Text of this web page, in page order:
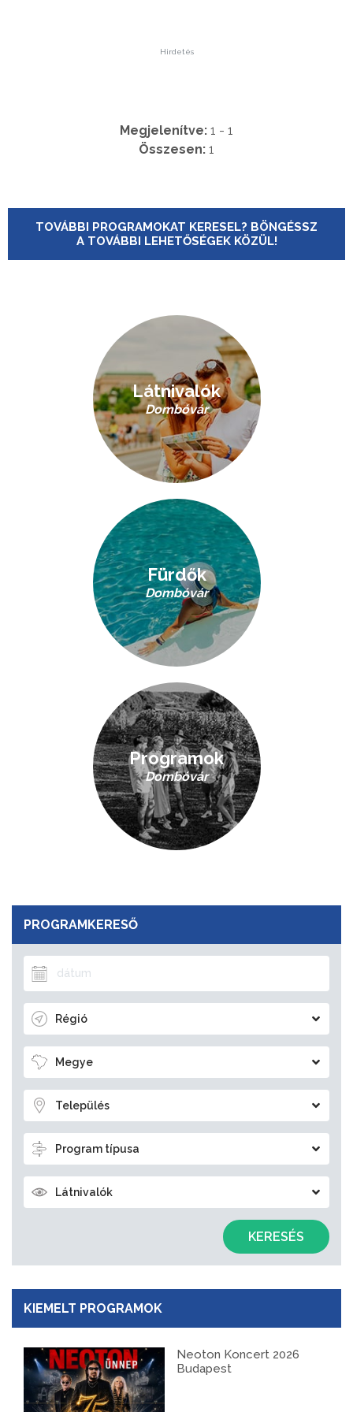
PROGRAMKERESŐ
Régió
Megye
Település
Program típusa
Látnivalók
KERESÉS
KIEMELT PROGRAMOK
Neoton Koncert 2026
Budapest
Hirdetés
Megjelenítve: 1 - 1
Összesen: 1
TOVÁBBI PROGRAMOKAT KERESEL? BÖNGÉSSZ
A TOVÁBBI LEHETŐSÉGEK KÖZÜL!
Látnivalók
Dombóvár
Fürdők
Dombóvár
Programok
Dombóvár